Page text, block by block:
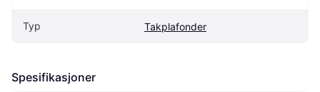
Typ Takplafonder
Spesifikasjoner